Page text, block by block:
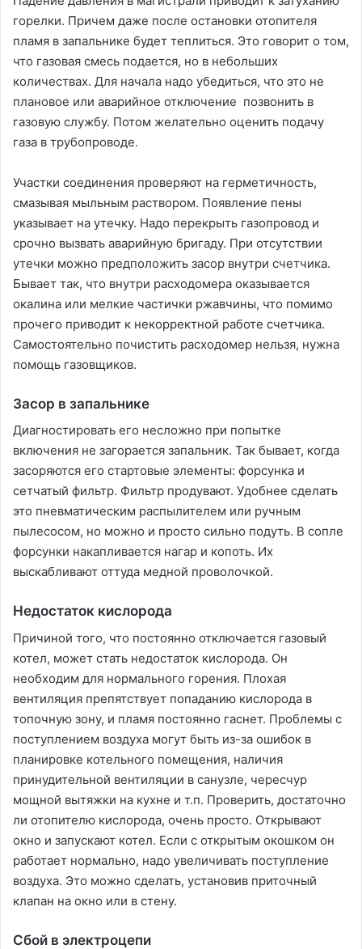
горелки. Причем даже после остановки отопителя
пламя в запальнике будет теплиться. Это говорит о том,
что газовая смесь подается, но в небольших
количествах. Для начала надо убедиться, что это не
плановое или аварийное отключение позвонить в
газовую службу. Потом желательно оценить подачу
газа в трубопроводе.
Участки соединения проверяют на герметичность,
смазывая мыльным раствором. Появление пены
указывает на утечку. Надо перекрыть газопровод и
срочно вызвать аварийную бригаду. При отсутствии
утечки можно предположить засор внутри счетчика.
Бывает так, что внутри расходомера оказывается
окалина или мелкие частички ржавчины, что помимо
прочего приводит к некорректной работе счетчика.
Самостоятельно почистить расходомер нельзя, нужна
помощь газовщиков.
Засор в запальнике
Диагностировать его несложно при попытке
включения не загорается запальник. Так бывает, когда
засоряются его стартовые элементы: форсунка и
сетчатый фильтр. Фильтр продувают. Удобнее сделать
это пневматическим распылителем или ручным
пылесосом, но можно и просто сильно подуть. В сопле
форсунки накапливается нагар и копоть. Их
выскабливают оттуда медной проволочкой.
Недостаток кислорода
Причиной того, что постоянно отключается газовый
котел, может стать недостаток кислорода. Он
необходим для нормального горения. Плохая
вентиляция препятствует попаданию кислорода в
топочную зону, и пламя постоянно гаснет. Проблемы с
поступлением воздуха могут быть из-за ошибок в
планировке котельного помещения, наличия
принудительной вентиляции в санузле, чересчур
мощной вытяжки на кухне и т.п. Проверить, достаточно
ли отопителю кислорода, очень просто. Открывают
окно и запускают котел. Если с открытым окошком он
работает нормально, надо увеличивать поступление
воздуха. Это можно сделать, установив приточный
клапан на окно или в стену.
Сбой в электроцепи